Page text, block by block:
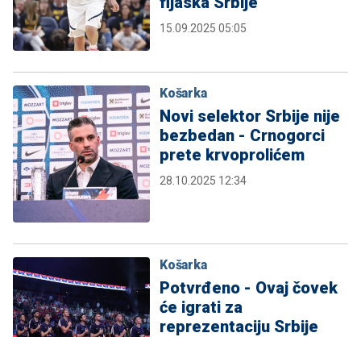
15.09.2025 05:05
Košarka
Novi selektor Srbije nije
bezbedan - Crnogorci
prete krvoprolićem
28.10.2025 12:34
Košarka
Potvrđeno - Ovaj čovek
će igrati za
reprezentaciju Srbije